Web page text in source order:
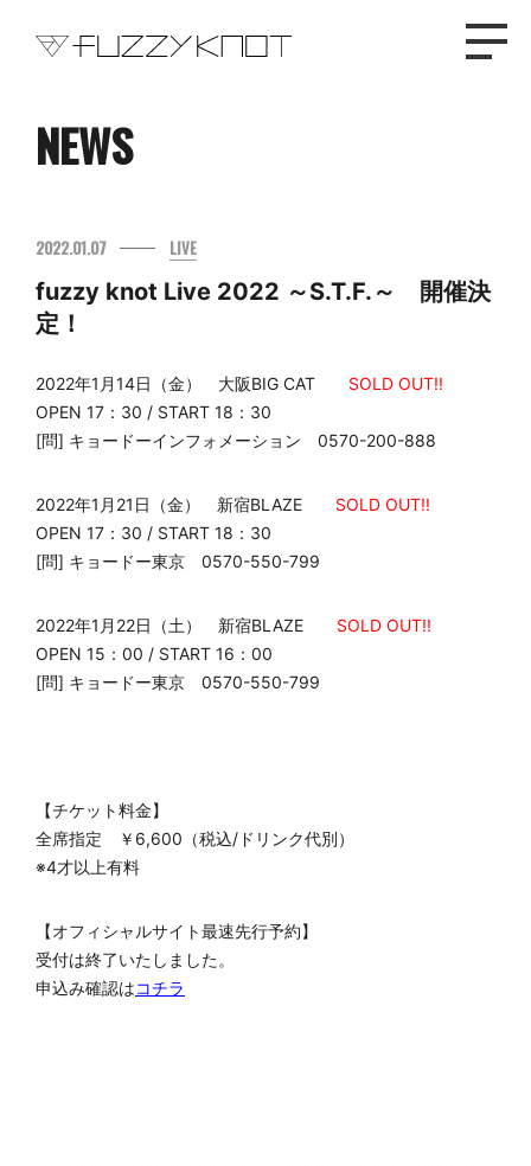
DISCOGRAPHY
MOVIE
GOODS
ENGLISH
NEWS
2022.01.07 LIVE
fuzzy knot Live 2022 ～S.T.F.～ 開催決
定！
2022年1月14日（金） 大阪BIG CAT SOLD OUT!!
OPEN 17：30 / START 18：30
[問] キョードーインフォメーション 0570-200-888
2022年1月21日（金） 新宿BLAZE SOLD OUT!!
OPEN 17：30 / START 18：30
[問] キョードー東京 0570-550-799
2022年1月22日（土） 新宿BLAZE SOLD OUT!!
OPEN 15：00 / START 16：00
[問] キョードー東京 0570-550-799
【チケット料金】
全席指定 ￥6,600（税込/ドリンク代別）
※4才以上有料
【オフィシャルサイト最速先行予約】
受付は終了いたしました。
申込み確認はコチラ